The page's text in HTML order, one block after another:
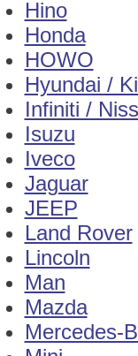
Hino
Honda
HOWO
Hyundai /
Infiniti /
Isuzu
Iveco
Jaguar
JEEP
Land Rover
Lincoln
Man
Mazda
Mercedes-